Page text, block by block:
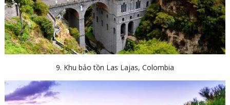
9. Khu bảo tồn Las Lajas, Colombia